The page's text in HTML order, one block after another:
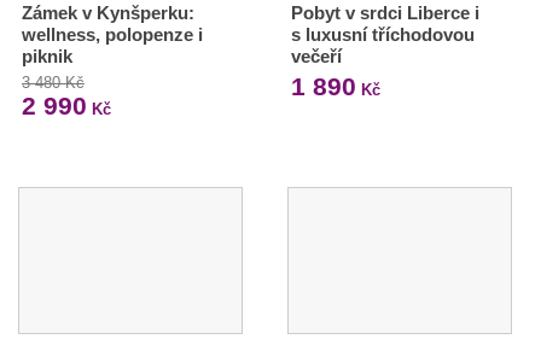
Zámek v Kynšperku:
wellness, polopenze i
piknik
3 480 Kč
2 990 Kč
Pobyt v srdci Liberce i
s luxusní tříchodovou
večeří
1 890 Kč